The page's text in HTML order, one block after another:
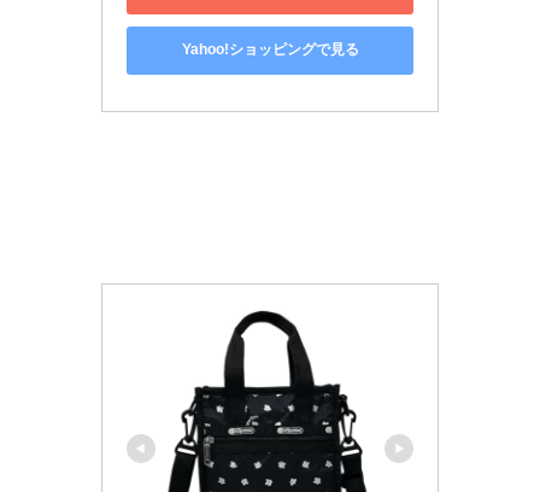
Yahoo!ショッピングで見る